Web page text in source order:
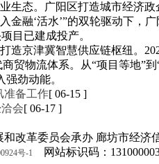
生态。广阳区打造城市经济
金融‘活水’”的双轮驱动下，
目已建成投产。
造京津冀智慧供应链枢纽。
贸物流体系。从“项目等地”
劲动能。
准备工作[ 06-15 ]
会[ 06-17 ]
改革委员会承办 廊坊市经济
号-1 网站标识码：